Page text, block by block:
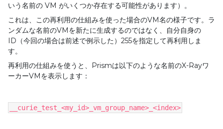
いう名前の VM がいくつか存在する可能性があります）。
これは、この再利用の仕組みを使った場合のVM名の様子です。ラ
ンダムな名前のVMを新たに生成するのではなく、自分自身の
ID （今回の場合は前述で例示した） 255を指定して再利用しま
す。
再利用の仕組みを使うと、
Prismは以下のような名前のX-Rayワ
ーカーVMを表示します：
__curie_test_<my_id>_vm_group_name>_<index>